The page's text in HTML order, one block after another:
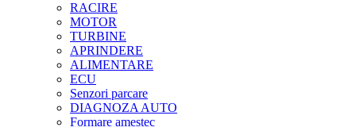
RACIRE
MOTOR
TURBINE
APRINDERE
ALIMENTARE
ECU
Senzori parcare
DIAGNOZA AUTO
Formare amestec